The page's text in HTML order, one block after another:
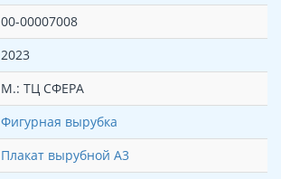
00-00007008
2023
М.: ТЦ СФЕРА
Фигурная вырубка
Плакат вырубной А3